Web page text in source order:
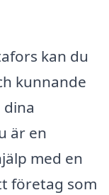
kan du
kunnande
är en
med en
företag som